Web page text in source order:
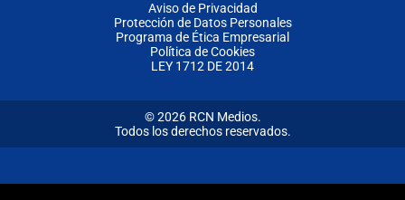
Aviso de Privacidad
Protección de Datos Personales
Programa de Ética Empresarial
Política de Cookies
LEY 1712 DE 2014
© 2026 RCN Medios.
Todos los derechos reservados.